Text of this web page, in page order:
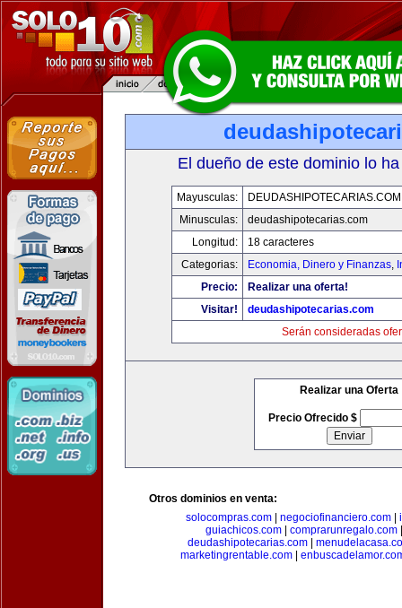
El dueño de este dominio lo
Mayusculas:
DEUDASHIPOTECARIAS.COM
Minusculas:
deudashipotecarias.com
Longitud:
18 caracteres
Categorias:
Economia, Dinero y Finanzas,
Precio:
Realizar una oferta!
Visitar!
deudashipotecarias.com
Serán consideradas
Realizar una Oferta
Precio Ofrecido $
Otros dominios en venta:
solocompras.com| negociofinanciero.com|
guiachicos.com
comprarunregalo.com
deudashipotecarias.com|
marketingrentable.com|